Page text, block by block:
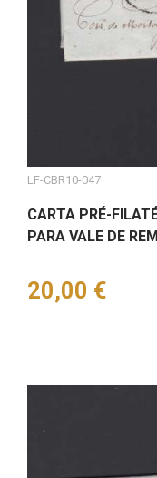
LF-CBR10-047
CARTA PRÉ-
PARA VALE DE
Preço
20,00 €